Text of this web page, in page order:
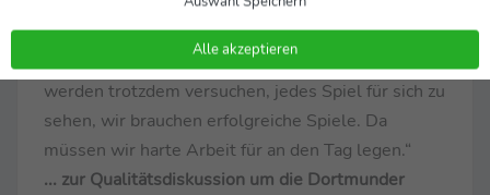
auch schon gemacht: Wir werden weitermachen in
der Konstellation. Das Vertrauen hat Nuri. Wir
werden trotzdem versuchen, jedes Spiel für sich zu
sehen, wir brauchen erfolgreiche Spiele. Da
müssen wir harte Arbeit für an den Tag legen.“
... zur Qualitätsdiskussion um die Dortmunder
Alle akzeptieren